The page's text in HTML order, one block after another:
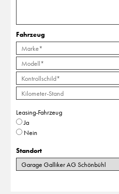
Fahrzeug
Leasing-Fahrzeug
Ja
Nein
Standort